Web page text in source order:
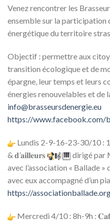
Venez rencontrer les
ensemble sur la participation
énergétique du territoire
Objectif : permettre aux
transition écologique et de
épargne, leur temps et leurs
énergies renouvelables et de
info@brasseursdenergie.eu
https://www.facebook.com/
Lundis 2-9-16-23-30/10 :
& 𝐝’𝐚𝐢𝐥𝐥𝐞𝐮𝐫𝐬
dirigé par
avec l’association « Ballade
avec eux accompagné d’un
https://
Mercredi 4/10 : 8h-9h : 𝐂𝐚𝐟𝐞́-